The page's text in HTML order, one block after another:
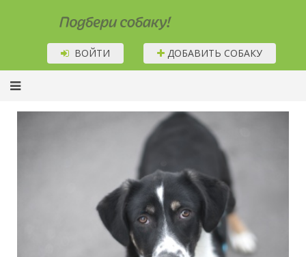
Подбери собаку!
ВОЙТИ ДОБАВИТЬ СОБАКУ